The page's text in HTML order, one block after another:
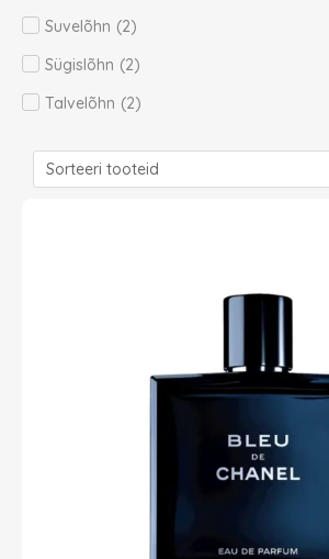
Suvelõhn (2)
Sügislõhn (2)
Talvelõhn (2)